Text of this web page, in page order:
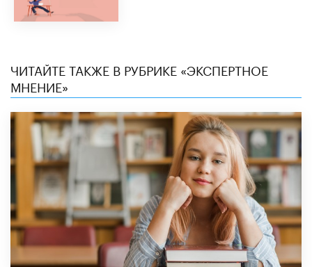
ЧИТАЙТЕ ТАКЖЕ В РУБРИКЕ «ЭКСПЕРТНОЕ
МНЕНИЕ»